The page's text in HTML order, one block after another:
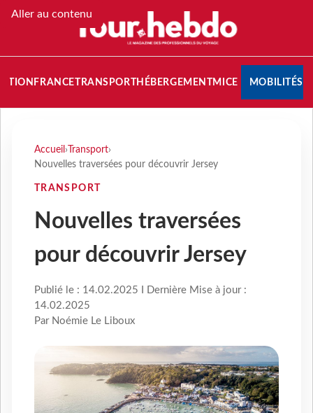
Aller au contenu
FRANCETRANSPORT HÉBERGEMENTMICE MOBILITÉS
Accueil › Transport›
Nouvelles traversées pour découvrir Jersey
TRANSPORT
Nouvelles traversées
pour découvrir Jersey
Publié le : 14.02.2025 I Dernière Mise à jour :
14.02.2025
Par Noémie Le Liboux